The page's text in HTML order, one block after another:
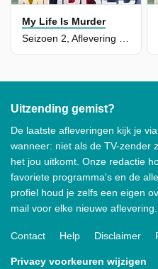
My Life Is Murder
Uitzending gemist?
De laatste afleveringen kijk je
wanneer: niet als de TV-zender
het jou uitkomt. Onze redactie
favoriete programma's en de
profiel houd je zelfs een eigen
mail voor elke nieuwe
Contact Help Disclaimer
Privacy voorkeuren wijzigen